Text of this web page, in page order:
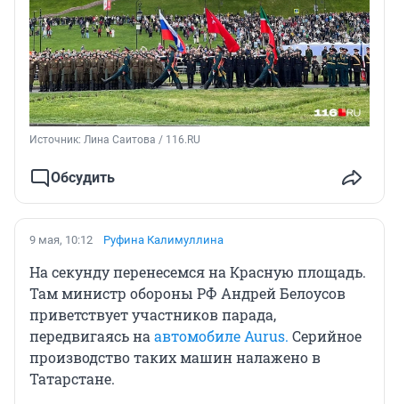
Источник: Лина Саитова / 116.RU
Обсудить
9 мая, 10:12 Руфина Калимуллина
На секунду перенесемся на Красную площадь.
Там министр обороны РФ Андрей Белоусов
приветствует участников парада,
передвигаясь на автомобиле Aurus. Серийное
производство таких машин налажено в
Татарстане.